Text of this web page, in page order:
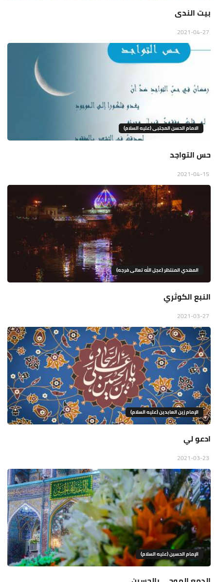
بيت الندى
الامام الحسن المجتبى (عليه السلام)
حس التواجد
المهدي المنتظر (عجل الله تعالى فرجه)
النبع الكوثري
الإمام زين العابدين (عليه السلام)
ادعو لي
الإمام الحسين (عليه السلام)